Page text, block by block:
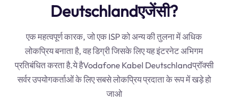
Deutschlandएजेंसी?
एक महत्वपूर्ण कारक, जो एक ISP को अन्य की तुलना में अधिक
लोकप्रिय बनाता है, वह डिग्री जिसके लिए यह इंटरनेट अभिगम
प्रतिबंधित करता है.ये हैVodafone Kabel Deutschlandप्रॉक्सी
सर्वर उपयोगकर्ताओं के लिए सबसे लोकप्रिय प्रदाता के रूप में खड़े हो
जाओ